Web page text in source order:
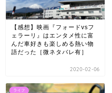
【感想】映画『フォードvsフ
ェラーリ』はエンタメ性に富
んだ車好きも楽しめる熱い物
語だった［微ネタバレ有］
2020-02-06
ライフ